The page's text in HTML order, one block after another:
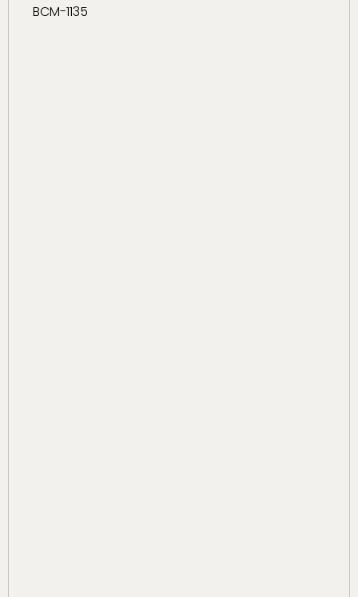
BCM-1135